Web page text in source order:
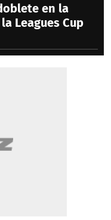
en la
Leagues Cup